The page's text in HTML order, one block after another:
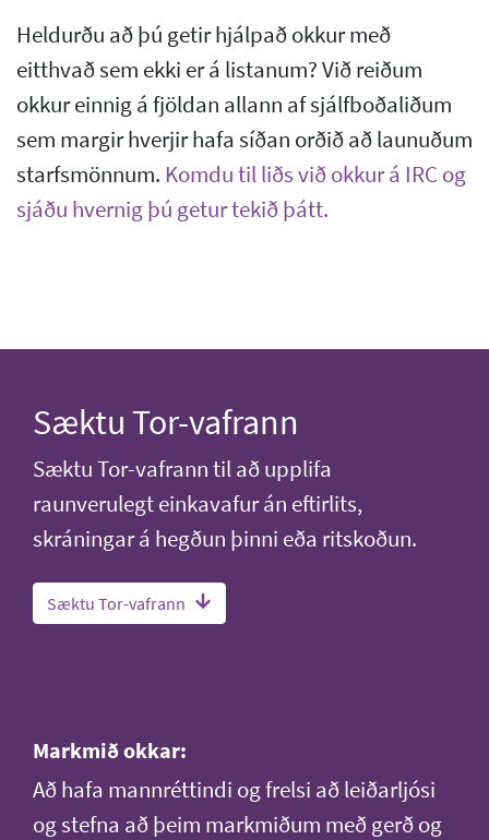
Heldurðu að þú getir hjálpað okkur með
eitthvað sem ekki er á listanum? Við reiðum
okkur einnig á fjöldan allann af sjálfboðaliðum
sem margir hverjir hafa síðan orðið að launuðum
starfsmönnum. Komdu til liðs við okkur á IRC og
sjáðu hvernig þú getur tekið þátt.
Sæktu Tor-vafrann
Sæktu Tor-vafrann til að upplifa
raunverulegt einkavafur án eftirlits,
skráningar á hegðun þinni eða ritskoðun.
Sæktu Tor-vafrann
Markmið okkar:
Að hafa mannréttindi og frelsi að leiðarljósi
og stefna að þeim markmiðum með gerð og